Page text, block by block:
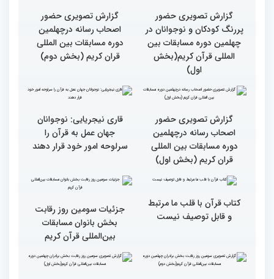
بخش برادران مسابقات
بین‌المللی قرآن کریم
پررنگ کودکان و نوجوانان در
چهلمین دوره مسابقات بین
المللی قرآن کریم(بخش
دوم)
پررنگ کودکان و نوجوانان در
چهلمین دوره مسابقات بین
المللی قرآن کریم(بخش
اول)
اصحاب رسانه درچهلمین
دوره مسابقات بین المللی
قران کریم (بخش دوم)
گزارش تصویری حضور
اصحاب رسانه درچهلمین
قران کریم (بخش اول)
قاری نیجریایی: نوجوانان
جهان عمل به قرآن را
سرلوحه امور خود قرار دهند